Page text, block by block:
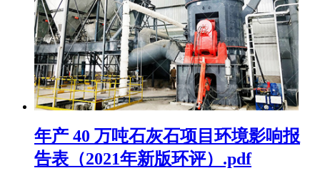
年产 40 万吨石灰石项目环境影响报
告表（2021年新版环评）.pdf